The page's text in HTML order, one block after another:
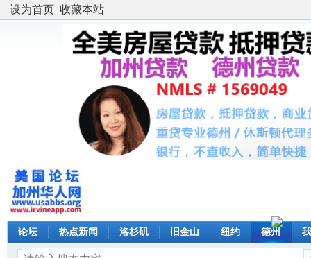
设为首页 收藏本站
论坛 热点新闻 洛杉矶 旧金山 纽约 德州